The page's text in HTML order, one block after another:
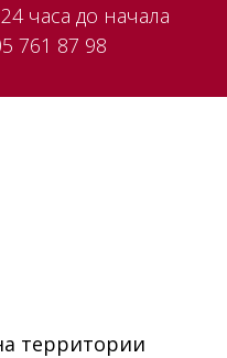
часа до начала
761 87 98
территории